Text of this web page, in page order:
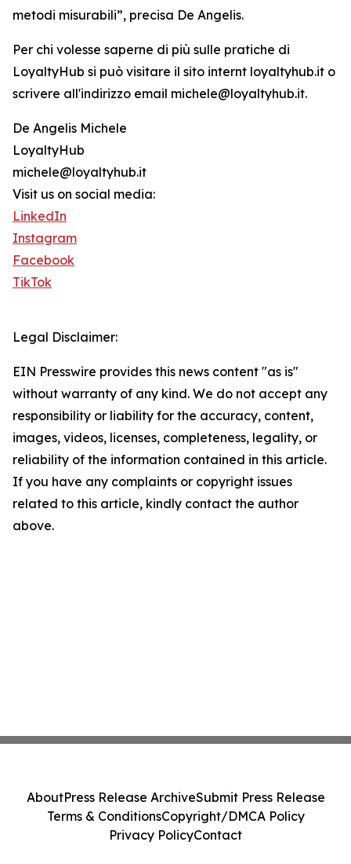
metodi misurabili”, precisa De Angelis.
Per chi volesse saperne di più sulle pratiche di
LoyaltyHub si può visitare il sito internt loyaltyhub.it o
scrivere all'indirizzo email michele@loyaltyhub.it.
De Angelis Michele
LoyaltyHub
michele@loyaltyhub.it
Visit us on social media:
LinkedIn
Instagram
Facebook
TikTok
Legal Disclaimer:
EIN Presswire provides this news content "as is"
without warranty of any kind. We do not accept any
responsibility or liability for the accuracy, content,
images, videos, licenses, completeness, legality, or
reliability of the information contained in this article.
If you have any complaints or copyright issues
related to this article, kindly contact the author
above.
AboutPress Release ArchiveSubmit Press Release
Terms & ConditionsCopyright/DMCA Policy
Privacy PolicyContact